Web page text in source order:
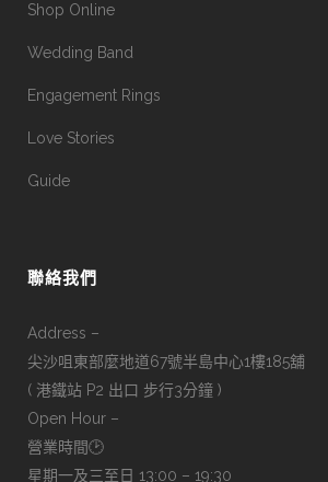
Shop Online
Wedding Band
Engagement Rings
Love Stories
Guide
聯絡我們
Address –
尖沙咀東部麼地道67號半島中心1樓185舖
( 港鐵站 P2 出口 步行3分鐘 )
Open Hour –
營業時間🕑
星期一及三至日 13:00 – 19:30